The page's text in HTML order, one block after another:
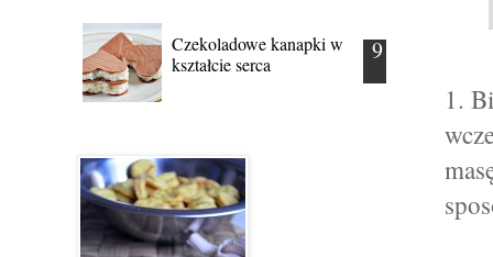
1.
Czekoladowe kanapki w
kształcie serca